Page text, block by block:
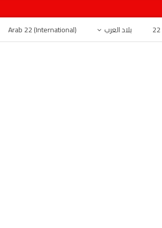
بلاد العرب Arab 22 (International)